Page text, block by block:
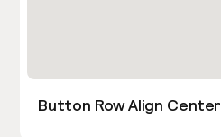
Button Row Align Center